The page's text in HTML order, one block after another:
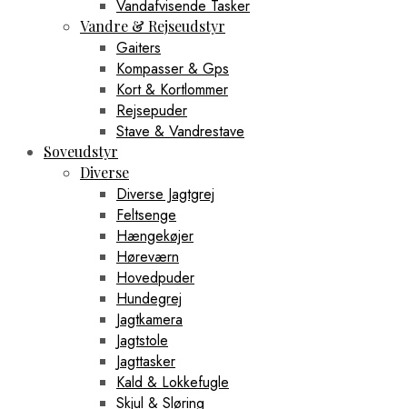
Vandafvisende Tasker
Vandre & Rejseudstyr
Gaiters
Kompasser & Gps
Kort & Kortlommer
Rejsepuder
Stave & Vandrestave
Soveudstyr
Diverse
Diverse Jagtgrej
Feltsenge
Hængekøjer
Høreværn
Hovedpuder
Hundegrej
Jagtkamera
Jagtstole
Jagttasker
Kald & Lokkefugle
Skjul & Sløring